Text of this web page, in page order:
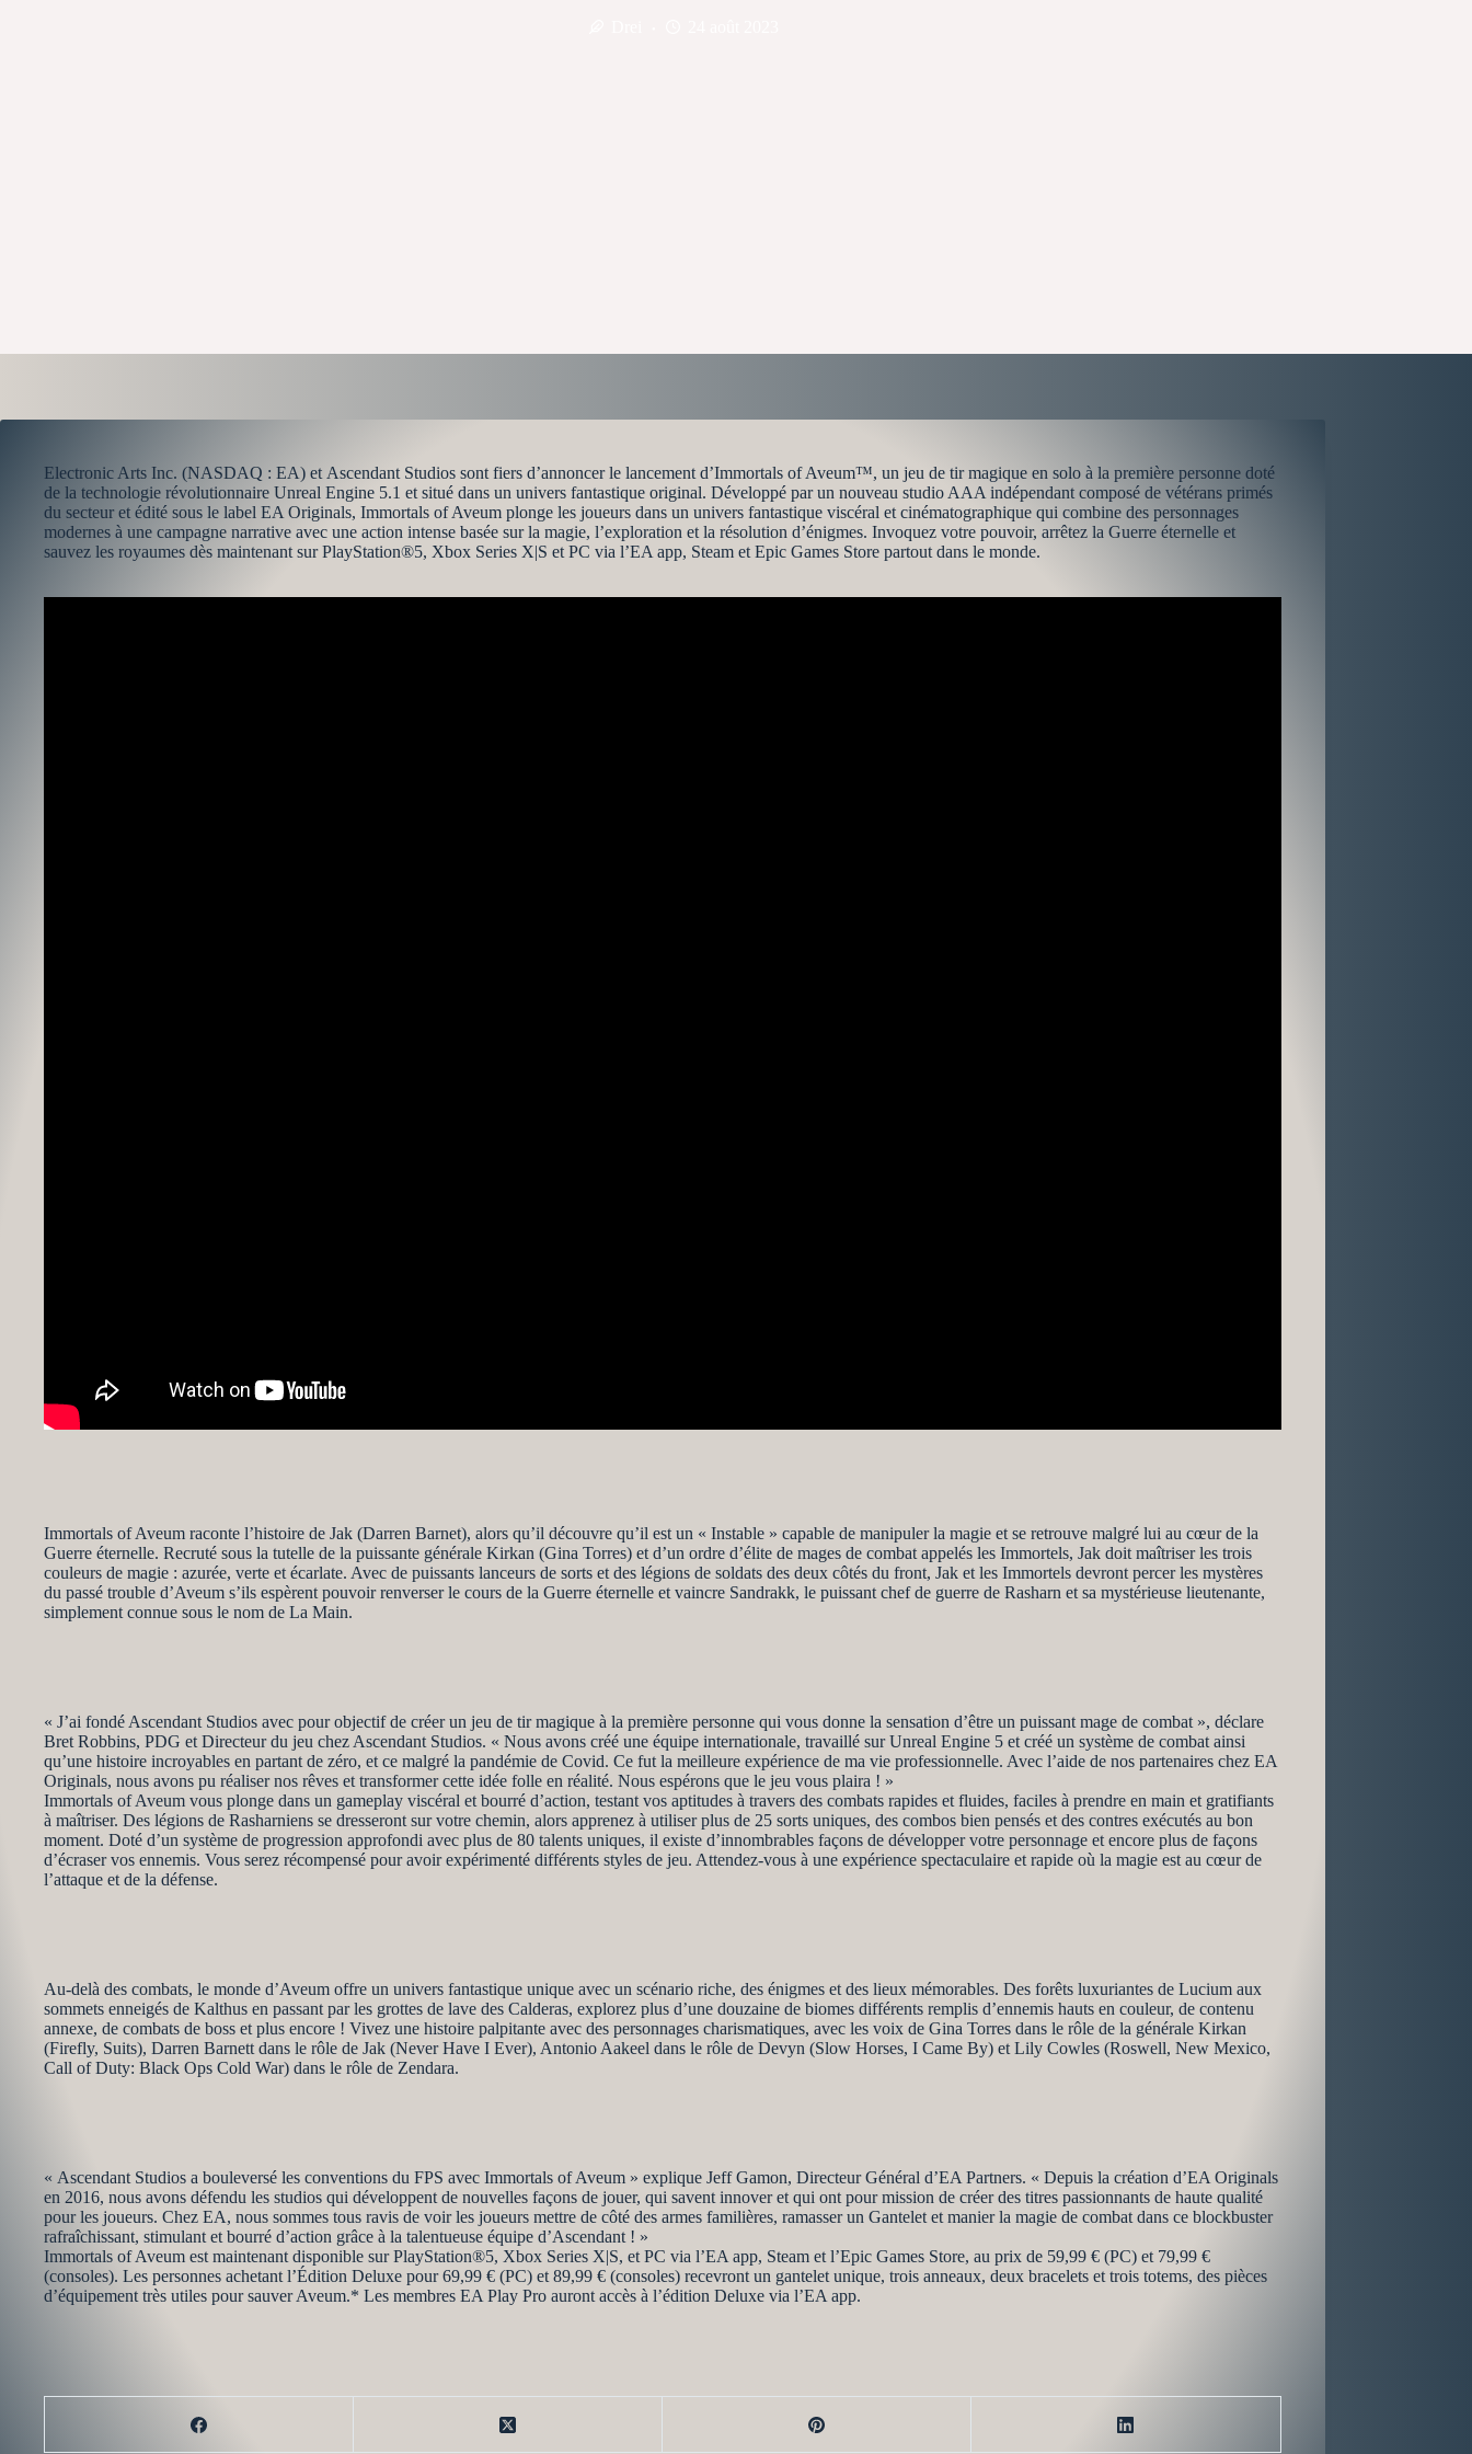
Electronic Arts Inc. (NASDAQ : EA) et Ascendant Studios sont fiers d’annoncer le lancement d’Immortals of Aveum™, un jeu de tir magique en solo à la première personne doté
de la technologie révolutionnaire Unreal Engine 5.1 et situé dans un univers fantastique original. Développé par un nouveau studio AAA indépendant composé de vétérans primés
du secteur et édité sous le label EA Originals, Immortals of Aveum plonge les joueurs dans un univers fantastique viscéral et cinématographique qui combine des personnages
modernes à une campagne narrative avec une action intense basée sur la magie, l’exploration et la résolution d’énigmes. Invoquez votre pouvoir, arrêtez la Guerre éternelle et
sauvez les royaumes dès maintenant sur PlayStation®5, Xbox Series X|S et PC via l’EA app, Steam et Epic Games Store partout dans le monde.
Immortals of Aveum raconte l’histoire de Jak (Darren Barnet), alors qu’il découvre qu’il est un « Instable » capable de manipuler la magie et se retrouve malgré lui au cœur de la
Guerre éternelle. Recruté sous la tutelle de la puissante générale Kirkan (Gina Torres) et d’un ordre d’élite de mages de combat appelés les Immortels, Jak doit maîtriser les trois
couleurs de magie : azurée, verte et écarlate. Avec de puissants lanceurs de sorts et des légions de soldats des deux côtés du front, Jak et les Immortels devront percer les mystères
du passé trouble d’Aveum s’ils espèrent pouvoir renverser le cours de la Guerre éternelle et vaincre Sandrakk, le puissant chef de guerre de Rasharn et sa mystérieuse lieutenante,
simplement connue sous le nom de La Main.
« J’ai fondé Ascendant Studios avec pour objectif de créer un jeu de tir magique à la première personne qui vous donne la sensation d’être un puissant mage de combat », déclare
Bret Robbins, PDG et Directeur du jeu chez Ascendant Studios. « Nous avons créé une équipe internationale, travaillé sur Unreal Engine 5 et créé un système de combat ainsi
qu’une histoire incroyables en partant de zéro, et ce malgré la pandémie de Covid. Ce fut la meilleure expérience de ma vie professionnelle. Avec l’aide de nos partenaires chez EA
Originals, nous avons pu réaliser nos rêves et transformer cette idée folle en réalité. Nous espérons que le jeu vous plaira ! »
Immortals of Aveum vous plonge dans un gameplay viscéral et bourré d’action, testant vos aptitudes à travers des combats rapides et fluides, faciles à prendre en main et gratifiants
à maîtriser. Des légions de Rasharniens se dresseront sur votre chemin, alors apprenez à utiliser plus de 25 sorts uniques, des combos bien pensés et des contres exécutés au bon
moment. Doté d’un système de progression approfondi avec plus de 80 talents uniques, il existe d’innombrables façons de développer votre personnage et encore plus de façons
d’écraser vos ennemis. Vous serez récompensé pour avoir expérimenté différents styles de jeu. Attendez-vous à une expérience spectaculaire et rapide où la magie est au cœur de
l’attaque et de la défense.
Au-delà des combats, le monde d’Aveum offre un univers fantastique unique avec un scénario riche, des énigmes et des lieux mémorables. Des forêts luxuriantes de Lucium aux
sommets enneigés de Kalthus en passant par les grottes de lave des Calderas, explorez plus d’une douzaine de biomes différents remplis d’ennemis hauts en couleur, de contenu
annexe, de combats de boss et plus encore ! Vivez une histoire palpitante avec des personnages charismatiques, avec les voix de Gina Torres dans le rôle de la générale Kirkan
(Firefly, Suits), Darren Barnett dans le rôle de Jak (Never Have I Ever), Antonio Aakeel dans le rôle de Devyn (Slow Horses, I Came By) et Lily Cowles (Roswell, New Mexico,
Call of Duty: Black Ops Cold War) dans le rôle de Zendara.
« Ascendant Studios a bouleversé les conventions du FPS avec Immortals of Aveum » explique Jeff Gamon, Directeur Général d’EA Partners. « Depuis la création d’EA Originals
en 2016, nous avons défendu les studios qui développent de nouvelles façons de jouer, qui savent innover et qui ont pour mission de créer des titres passionnants de haute qualité
pour les joueurs. Chez EA, nous sommes tous ravis de voir les joueurs mettre de côté des armes familières, ramasser un Gantelet et manier la magie de combat dans ce blockbuster
rafraîchissant, stimulant et bourré d’action grâce à la talentueuse équipe d’Ascendant ! »
Immortals of Aveum est maintenant disponible sur PlayStation®5, Xbox Series X|S, et PC via l’EA app, Steam et l’Epic Games Store, au prix de 59,99 € (PC) et 79,99 €
(consoles). Les personnes achetant l’Édition Deluxe pour 69,99 € (PC) et 89,99 € (consoles) recevront un gantelet unique, trois anneaux, deux bracelets et trois totems, des pièces
d’équipement très utiles pour sauver Aveum.* Les membres EA Play Pro auront accès à l’édition Deluxe via l’EA app.